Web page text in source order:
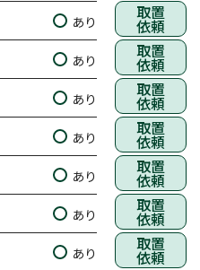
あり 取置
依頼
あり 取置
依頼
あり 取置
依頼
あり 取置
依頼
あり 取置
依頼
あり 取置
依頼
あり 取置
依頼